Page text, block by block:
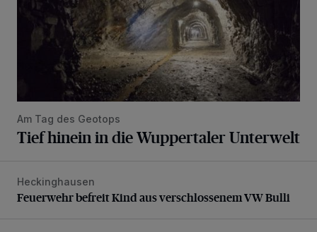
Am Tag des Geotops
Tief hinein in die Wuppertaler Unterwelt
Feuerwehr befreit Kind aus verschlossenem VW Bulli
Heckinghausen
Feuerwehr befreit Kind aus verschlossenem VW Bulli